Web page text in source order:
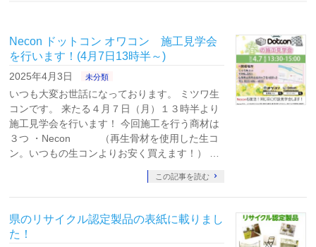
Necon ドットコン オワコン 施工見学会
を行います！(4月7日13時半～)
2025年4月3日 未分類
いつも大変お世話になっております。 ミツワ生
コンです。 来たる４月７日（月）１３時半より
施工見学会を行います！ 今回施工を行う商材は
３つ ・Necon （再生骨材を使用した生コ
ン。いつもの生コンよりお安く買えます！） …
この記事を読む
県のリサイクル認定製品の表紙に載りまし
た！